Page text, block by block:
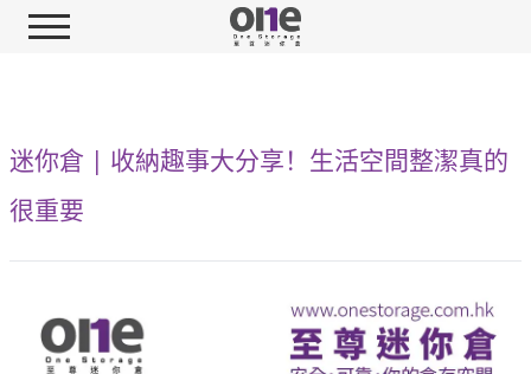
迷你倉 | 收納趣事大分享！生活空間整潔真的
很重要